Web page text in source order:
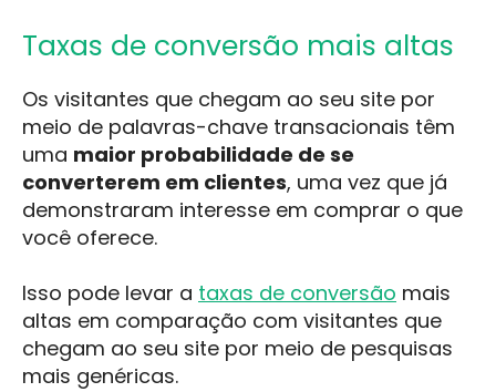
Taxas de conversão mais altas
Os visitantes que chegam ao seu site por
meio de palavras-chave transacionais têm
uma maior probabilidade de se
converterem em clientes, uma vez que já
demonstraram interesse em comprar o que
você oferece.
Isso pode levar a taxas de conversão mais
altas em comparação com visitantes que
chegam ao seu site por meio de pesquisas
mais genéricas.